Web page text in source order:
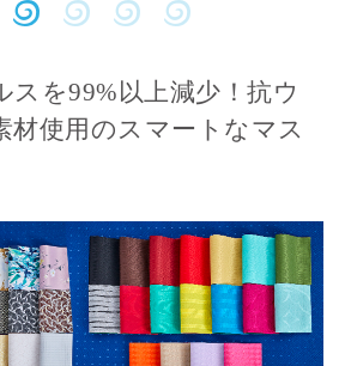
スを99%以上減少！抗ウ
材使用のスマートなマス